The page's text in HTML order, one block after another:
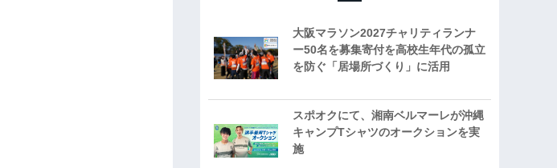
大阪マラソン2027チャリティランナ
ー50名を募集寄付を高校生年代の孤立
を防ぐ「居場所づくり」に活用
スポオクにて、湘南ベルマーレが沖縄
キャンプTシャツのオークションを実
施